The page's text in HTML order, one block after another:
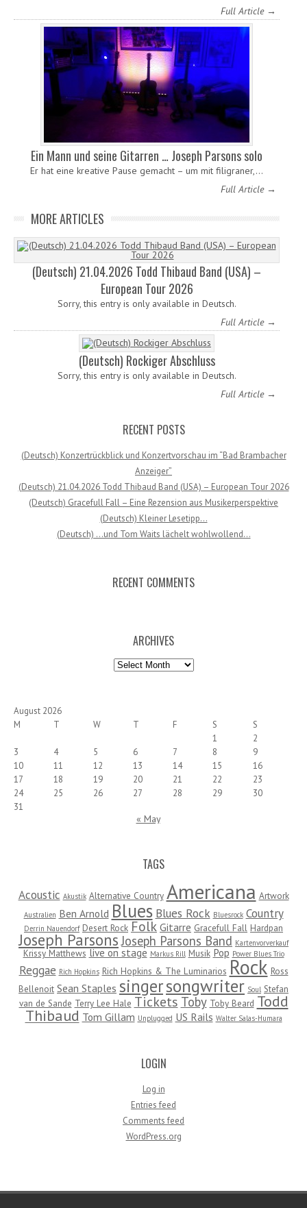
Full Article →
Ein Mann und seine Gitarren … Joseph Parsons solo
Er hat eine kreative Pause gemacht – um mit filigraner,…
Full Article →
MORE ARTICLES
(Deutsch) 21.04.2026 Todd Thibaud Band (USA) –
European Tour 2026
Sorry, this entry is only available in Deutsch.
Full Article →
(Deutsch) Rockiger Abschluss
Sorry, this entry is only available in Deutsch.
Full Article →
RECENT POSTS
(Deutsch) Konzertrückblick und Konzertvorschau im “Bad Brambacher
Anzeiger”
(Deutsch) 21.04.2026 Todd Thibaud Band (USA) – European Tour 2026
(Deutsch) Gracefull Fall – Eine Rezension aus Musikerperspektive
(Deutsch) Kleiner Lesetipp…
(Deutsch) …und Tom Waits lächelt wohlwollend…
RECENT COMMENTS
ARCHIVES
Archives
August 2026
M
T W T F S
S
1
2
3
4 5 6 7 8
9
10
11 12 13 14 15
16
17
18 19 20 21 22
23
24
25 26 27 28 29
30
31
« May
TAGS
Acoustic Akustik Alternative Country Americana Artwork
Australien Ben Arnold Blues Blues Rock Bluesrock Country
Derrin Nauendorf Desert Rock Folk Gitarre Gracefull Fall Hardpan
Joseph Parsons Joseph Parsons Band Kartenvorverkauf
Krissy Matthews live on stage Markus Rill Musik Pop Power Blues Trio
Reggae Rich Hopkins Rich Hopkins & The Luminarios Rock Ross
Bellenoit Sean Staples singersongwriter Soul Stefan
van de Sande Terry Lee Hale Tickets Toby Toby Beard Todd
Thibaud Tom Gillam Unplugged US Rails Walter Salas-Humara
LOGIN
Log in
Entries feed
Comments feed
WordPress.org